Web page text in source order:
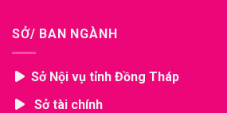
SỞ/ BAN NGÀNH
Sở Nội vụ tỉnh Đồng Tháp
Sở tài chính